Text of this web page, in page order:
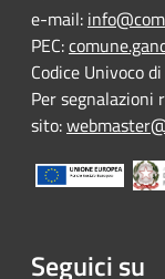
e-mail:
PEC:
Codice Univoco
Per segnalazioni
sito:
Seguici su